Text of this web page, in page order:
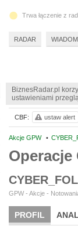
BiznesRadar.pl
ustawieniami
Akcje GPW •
Operacje
GPW - Akcje -
PROFIL
CBF: ustaw alert
3
Trwa łączenie z
RADAR